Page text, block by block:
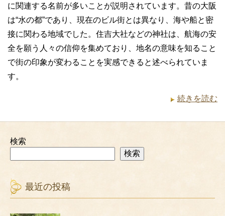
に関連する名前が多いことが説明されています。昔の大阪
は“水の都”であり、現在のビル街とは異なり、海や船と密
接に関わる地域でした。住吉大社などの神社は、航海の安
全を願う人々の信仰を集めており、地名の意味を知ること
で街の印象が変わることを実感できると述べられていま
す。
続きを読む
検索
検索
最近の投稿